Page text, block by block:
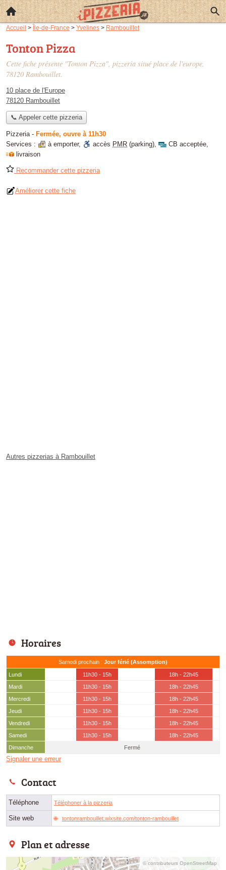
Accueil > Île-de-France > Yvelines > Rambouillet
Tonton Pizza
Cette fiche présente "Tonton Pizza", pizzeria situé place de l'europe,
78120 Rambouillet.
10 place de l'Europe
78120 Rambouillet
📞 Appeler cette pizzeria
Pizzeria- Fermée, ouvre à 11h30
Services :
à emporter, accès PMR (parking), CB acceptée,
livraison
Recommander cette pizzeria
Améliorer cette fiche
Autres pizzerias à Rambouillet
Horaires
Samedi prochain : Jour férié (Assomption)
Lundi 11h30 - 15h
18h - 22h45
Mardi
11h30 - 15h
18h - 22h45
Mercredi
11h30 - 15h
18h - 22h45
Jeudi
11h30 - 15h
18h - 22h45
Vendredi
11h30 - 15h
18h - 22h45
Samedi
11h30 - 15h
18h - 22h45
Dimanche
Fermé
Signaler une erreur
Contact
Téléphone Téléphoner à la pizzeria
Site web tontonrambouillet.wixsite.com/tonton-rambouillet
Plan et adresse
© contributeurs OpenStreetMap